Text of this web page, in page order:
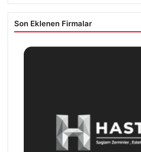
Son Eklenen Firmalar